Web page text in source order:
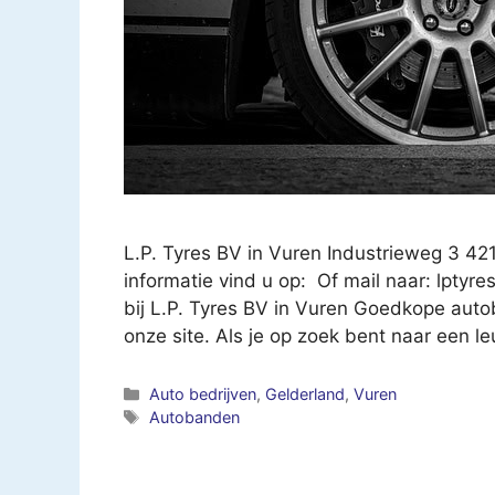
L.P. Tyres BV in Vuren Industrieweg 3
informatie vind u op: Of mail naar:
bij L.P. Tyres BV in Vuren Goedkope
onze site. Als je op zoek bent naar een
Categorieën
Auto bedrijven, Gelderland,Vuren
Tags
Autobanden